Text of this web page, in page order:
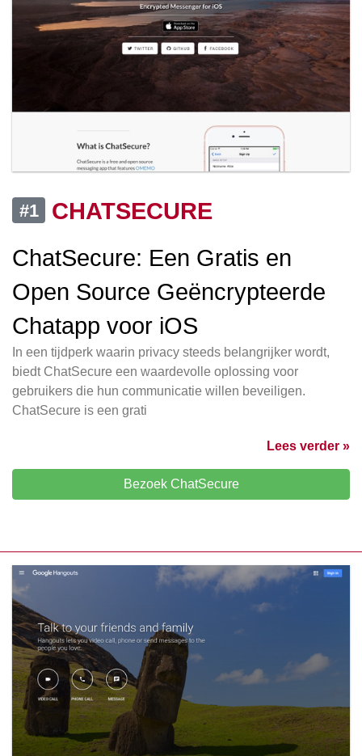
#1
CHATSECURE
ChatSecure: Een Gratis en
Open Source Geëncrypteerde
Chatapp voor iOS
In een tijdperk waarin privacy steeds belangrijker wordt,
biedt ChatSecure een waardevolle oplossing voor
gebruikers die hun communicatie willen beveiligen.
ChatSecure is een grati
Lees verder »
Bezoek ChatSecure